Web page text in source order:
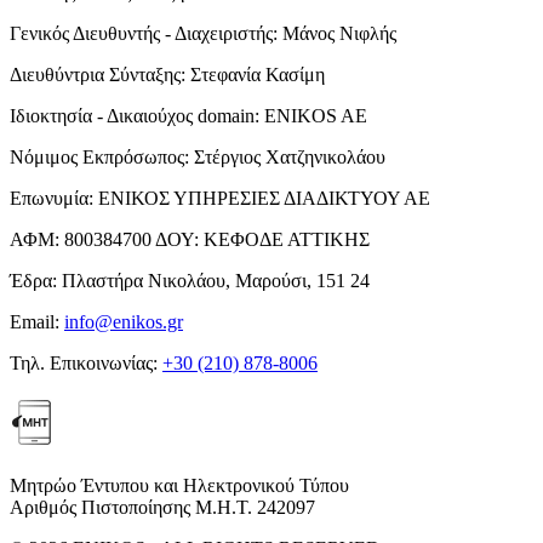
Γενικός Διευθυντής - Διαχειριστής: Μάνος Νιφλής
Διευθύντρια Σύνταξης: Στεφανία Κασίμη
Ιδιοκτησία - Δικαιούχος domain: ENIKOS AE
Νόμιμος Εκπρόσωπος: Στέργιος Χατζηνικολάου
Επωνυμία: ΕΝΙΚΟΣ ΥΠΗΡΕΣΙΕΣ ΔΙΑΔΙΚΤΥΟΥ ΑΕ
ΑΦΜ: 800384700 ΔΟΥ: ΚΕΦΟΔΕ ΑΤΤΙΚΗΣ
Έδρα: Πλαστήρα Νικολάου, Μαρούσι, 151 24
Email: info@enikos.gr
Τηλ. Επικοινωνίας: +30 (210) 878-8006
Μητρώο Έντυπου και Ηλεκτρονικού Τύπου
Αριθμός Πιστοποίησης Μ.Η.Τ. 242097